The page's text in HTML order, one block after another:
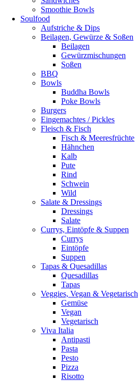
Smoothie Bowls
Soulfood
Aufstriche & Dips
Beilagen, Gewürze & Soßen
Beilagen
Gewürzmischungen
Soßen
BBQ
Bowls
Buddha Bowls
Poke Bowls
Burgers
Eingemachtes / Pickles
Fleisch & Fisch
Fisch & Meeresfrüchte
Hähnchen
Kalb
Pute
Rind
Schwein
Wild
Salate & Dressings
Dressings
Salate
Currys, Eintöpfe & Suppen
Currys
Eintöpfe
Suppen
Tapas & Quesadillas
Quesadillas
Tapas
Veggies, Vegan & Vegetarisch
Gemüse
Vegan
Vegetarisch
Viva Italia
Antipasti
Pasta
Pesto
Pizza
Risotto